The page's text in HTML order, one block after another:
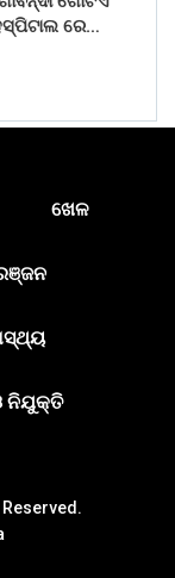
ରେ…
ଖେଳ
ନିଯୁକ୍ତି